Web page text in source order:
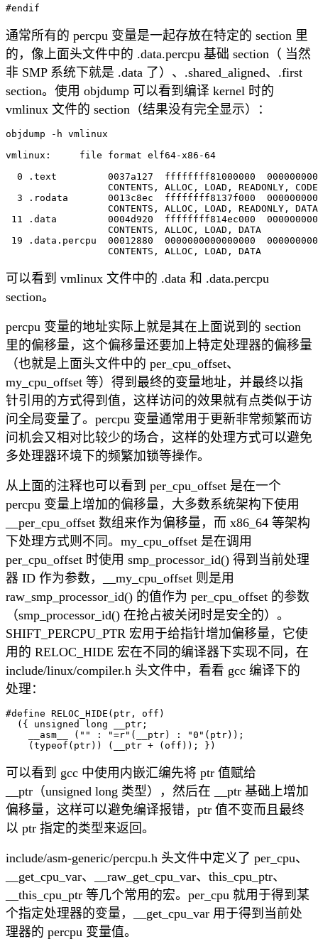
通常所有的 percpu 变量是一起存放在特定的 section 里
的，像上面头文件中的 .data.percpu 基础 section（ 当然
非 SMP 系统下就是 .data 了）、.shared_aligned、.first
section。使用 objdump 可以看到编译 kernel 时的
vmlinux 文件的 section（结果没有完全显示）：
objdump -h vmlinux
vmlinux:     file format elf64-x86-64
0 .text         0037a127  ffffffff81000000
                  CONTENTS, ALLOC, LOAD, READONLY, CODE
3 .rodata       0013c8ec  ffffffff8137f000
                  CONTENTS, ALLOC, LOAD, READONLY, DATA
11 .data         0004d920  ffffffff814ec000
                  CONTENTS, ALLOC, LOAD, DATA
19 .data.percpu  00012880  0000000000000000
可以看到 vmlinux 文件中的 .data 和 .data.percpu
section。
percpu 变量的地址实际上就是其在上面说到的 section
里的偏移量，这个偏移量还要加上特定处理器的偏移量
（也就是上面头文件中的 per_cpu_offset、
my_cpu_offset 等）得到最终的变量地址，并最终以指
针引用的方式得到值，这样访问的效果就有点类似于访
问全局变量了。percpu 变量通常用于更新非常频繁而访
问机会又相对比较少的场合，这样的处理方式可以避免
多处理器环境下的频繁加锁等操作。
从上面的注释也可以看到 per_cpu_offset 是在一个
percpu 变量上增加的偏移量，大多数系统架构下使用
__per_cpu_offset 数组来作为偏移量，而 x86_64 等架构
下处理方式则不同。my_cpu_offset 是在调用
per_cpu_offset 时使用 smp_processor_id() 得到当前处理
器 ID 作为参数，__my_cpu_offset 则是用
raw_smp_processor_id() 的值作为 per_cpu_offset 的参数
（smp_processor_id() 在抢占被关闭时是安全的）。
SHIFT_PERCPU_PTR 宏用于给指针增加偏移量，它使
用的 RELOC_HIDE 宏在不同的编译器下实现不同，在
include/linux/compiler.h 头文件中，看看 gcc 编译下的
处理：
#define RELOC_HIDE(ptr, off)					\
  ({ unsigned long __ptr;					\
    __asm__ ("" : "=r"(__ptr) : "0"(ptr));		\
可以看到 gcc 中使用内嵌汇编先将 ptr 值赋给
__ptr（unsigned long 类型），然后在 __ptr 基础上增加
偏移量，这样可以避免编译报错，ptr 值不变而且最终
以 ptr 指定的类型来返回。
include/asm-generic/percpu.h 头文件中定义了 per_cpu、
__get_cpu_var、__raw_get_cpu_var、this_cpu_ptr、
__this_cpu_ptr 等几个常用的宏。per_cpu 就用于得到某
个指定处理器的变量，__get_cpu_var 用于得到当前处
理器的 percpu 变量值。